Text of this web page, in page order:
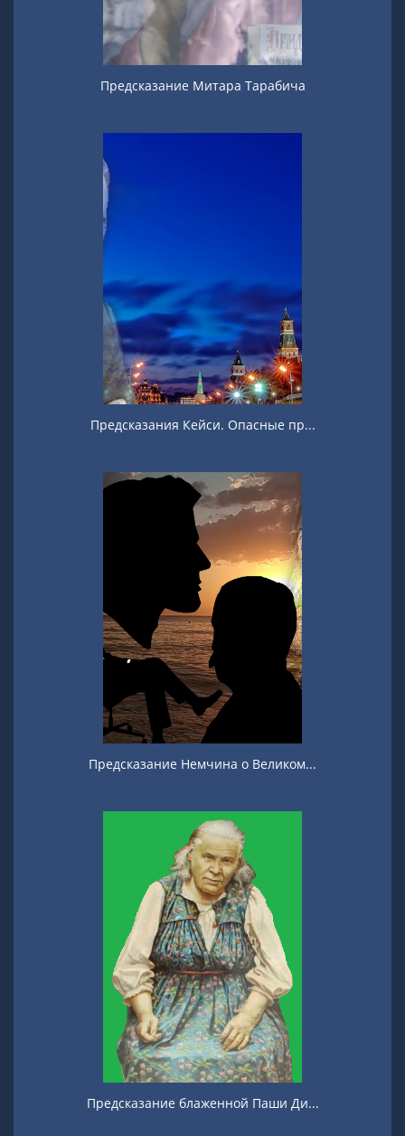
Предсказание Митара Тарабича
Предсказания Кейси. Опасные пр...
Предсказание Немчина о Великом...
Предсказание блаженной Паши Ди...